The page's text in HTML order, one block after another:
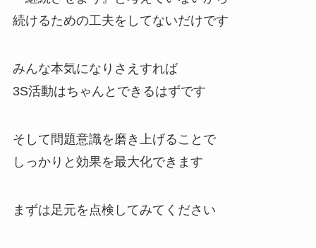
続けるための工夫をしてないだけです
みんな本気になりさえすれば
3S活動はちゃんとできるはずです
そして問題意識を磨き上げることで
しっかりと効果を最大化できます
まずは足元を点検してみてください